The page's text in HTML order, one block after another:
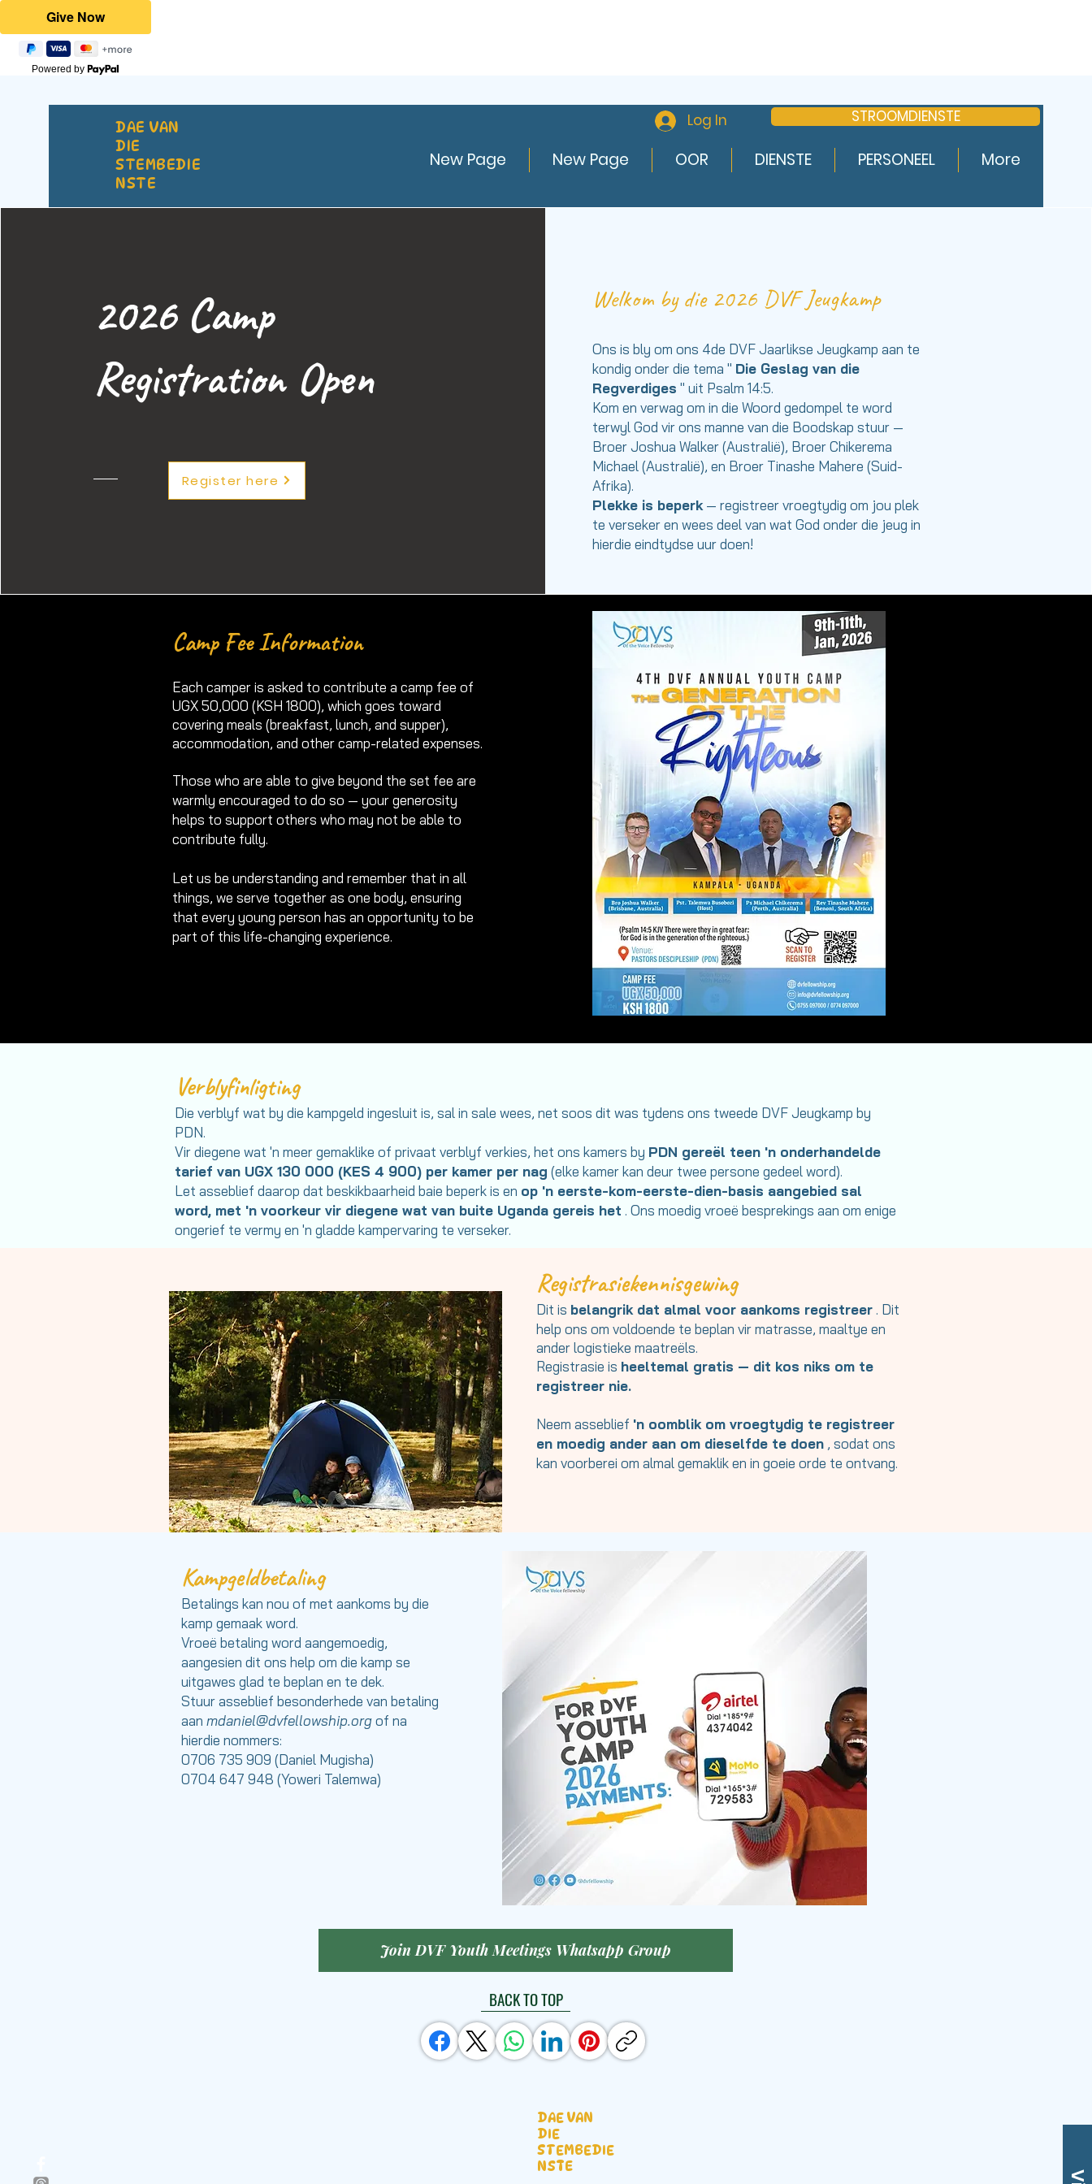
Powered by
DAE VAN
DIE
STEMBEDIE
NSTE
Log In STROOMDIENSTE
New Page New Page OOR DIENSTE PERSONEEL More
2026 Camp
Registration Open
Register here
Welkom by die 2026 DVF Jeugkamp
Ons is bly om ons 4de DVF Jaarlikse Jeugkamp aan te
kondig onder die tema " Die Geslag van die
Regverdiges " uit Psalm 14:5.
Kom en verwag om in die Woord gedompel te word
terwyl God vir ons manne van die Boodskap stuur —
Broer Joshua Walker (Australië), Broer Chikerema
Michael (Australië), en Broer Tinashe Mahere (Suid-
Afrika).
Plekke is beperk — registreer vroegtydig om jou plek
te verseker en wees deel van wat God onder die jeug in
hierdie eindtydse uur doen!
Camp Fee Information
Each camper is asked to contribute a camp fee of
UGX 50,000 (KSH 1800), which goes toward
covering meals (breakfast, lunch, and supper),
accommodation, and other camp-related expenses.
​Those who are able to give beyond the set fee are
warmly encouraged to do so — your generosity
helps to support others who may not be able to
contribute fully.
Let us be understanding and remember that in all
things, we serve together as one body, ensuring
that every young person has an opportunity to be
part of this life-changing experience.
Verblyfinligting
Die verblyf wat by die kampgeld ingesluit is, sal in sale wees, net soos dit was tydens ons tweede DVF Jeugkamp by
PDN.
Vir diegene wat 'n meer gemaklike of privaat verblyf verkies, het ons kamers by PDN gereël teen 'n onderhandelde
tarief van UGX 130 000 (KES 4 900) per kamer per nag (elke kamer kan deur twee persone gedeel word).
Let asseblief daarop dat beskikbaarheid baie beperk is en op 'n eerste-kom-eerste-dien-basis aangebied sal
word, met 'n voorkeur vir diegene wat van buite Uganda gereis het . Ons moedig vroeë besprekings aan om enige
ongerief te vermy en 'n gladde kampervaring te verseker.
Registrasiekennisgewing
Dit is belangrik dat almal voor aankoms registreer . Dit
help ons om voldoende te beplan vir matrasse, maaltye en
ander logistieke maatreëls.
Registrasie is heeltemal gratis — dit kos niks om te
registreer nie.
Neem asseblief 'n oomblik om vroegtydig te registreer
en moedig ander aan om dieselfde te doen , sodat ons
kan voorberei om almal gemaklik en in goeie orde te ontvang.
Kampgeldbetaling
Betalings kan nou of met aankoms by die
kamp gemaak word.
Vroeë betaling word aangemoedig,
aangesien dit ons help om die kamp se
uitgawes glad te beplan en te dek.
Stuur asseblief besonderhede van betaling
aan mdaniel@dvfellowship.orgof na
hierdie nommers:
0706 735 909 (Daniel Mugisha)
0704 647 948 (Yoweri Talemwa)
Join DVF Youth Meetings Whatsapp Group
BACK TO TOP
DAE VAN
DIE
STEMBEDIE
NSTE